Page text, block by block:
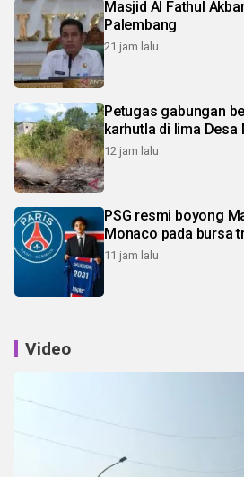
Masjid Al Fathul
Palembang
21 jam lalu
Petugas gabungan
karhutla di lima Desa
12 jam lalu
PSG resmi boyong
Monaco pada bursa
11 jam lalu
Video